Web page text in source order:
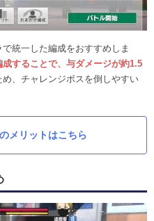
統一した編成をおすすめしま
することで、与ダメージが約1.5
、チャレンジボスを倒しやすい
メリットはこちら